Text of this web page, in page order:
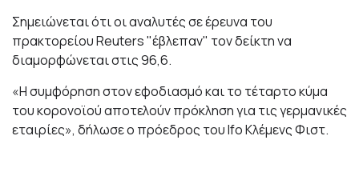
Σημειώνεται ότι οι αναλυτές σε έρευνα του
πρακτορείου Reuters "έβλεπαν" τον δείκτη να
διαμορφώνεται στις 96,6.
«Η συμφόρηση στον εφοδιασμό και το τέταρτο κύμα
του κορονοϊού αποτελούν πρόκληση για τις γερμανικές
εταιρίες», δήλωσε ο πρόεδρος του Ifo Κλέμενς Φιστ.